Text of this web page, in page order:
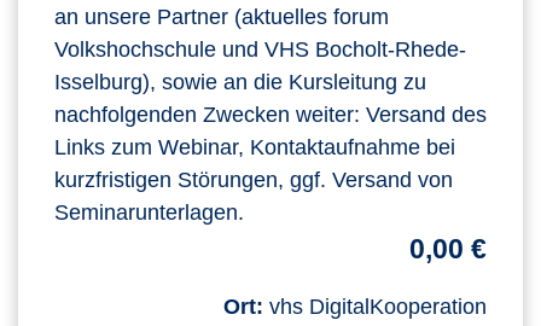
an unsere Partner (aktuelles forum
Volkshochschule und VHS Bocholt-Rhede-
Isselburg), sowie an die Kursleitung zu
nachfolgenden Zwecken weiter: Versand des
Links zum Webinar, Kontaktaufnahme bei
kurzfristigen Störungen, ggf. Versand von
Seminarunterlagen.
0,00 €
Ort: vhs DigitalKooperation